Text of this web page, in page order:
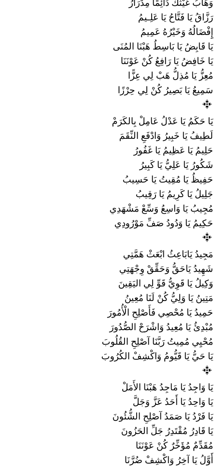
وَهَّابُ غَيْثُكْ دَائِمًا مِدْرَارُ
رَزَّاقُ يَا فَتَّاحُ يَا عَلِـيمُ
إِِفْضَالُهُ وَخَيْرُهُ عَمِيمُ
يَا قَابِضُ يَا بَاسِطُ هَبْنَا المُنَى
يَا خَافِضُ يَا رَافِعُ كُنْ عَوْنَنَا
مُعِزُّ يَا مُذِلُّ هَبْ لِي عِزًّا
سَمِيعُ يَا بَصِيرُ كُنْ لِي حِرْزًا
يَا حَكَمُ يَا عَدْلُ عَامِلْ بِالكَرَمْ
لَطِيفُ يَا خَبِيرُ وَادْفَعِ النِّقَمَ
حَلِيمُ يَا عَظِيمُ يَا غَفُورُ
شَكُورُ يَا عَلِيُّ يَا كَبِيرُ
حَفِيظُ يَا مُقِيتُ يَا حَسِيبُ
جَلِيلُ يَا كَرِيمُ يَا رَقِيبُ
مُجِيبُ يَا وَاسِعُ وَسِّعْ مَشْهَدِي
حَكِيمُ يَا وَدُودُ صَفِّ مَوْرُودِي
مَجِيدُ يَابَاعِثُ ابْعَثْ هَمَّتِي
شَهِيدُ يَاحَقُّ وَحَقِّقْ وِجْهَتِي
وَكِيلُ يَا قَوِيُّ قَوِّ لِي اليَقِينَ
مَتِينُ يَا وَلِيُّ كُنْ لَنَا مُعِينُ
حَمِيدُ يَا مُحْصِي فَأَصْلِحِ الْأُمُورَ
مُبْدِئُ يَا مُعِيدُ وَاشْرَحْ الصُّدُورَ
مُحْيِي مُمِيتُ رَبَّنَا آصْلِحِ القُلُوبَ
يَا حَيُّ يَا قَيُّومُ وَاكْشِفْ الكُرُوبَ
يَا وَاجِدُ يَا مَاجِدُ هَبْنَا الأَمَلْ
يَا وَاحِدُ يَا أَحَدُ عَزَّ وَجَلَّ
يَا فَرْدُ يَا صَمَدُ آصْلِحِ الشُّئُونَ
يَا قَادِرُ مُقْتَدِرُ جَلِّ الحَزُونَ
مُقَدِّمٌ مُؤَخِّرٌ كُنْ عَوْنَنَا
أَوَّلُ يَا آخِرُ وَاكْشِفْ ضُرَّنَا